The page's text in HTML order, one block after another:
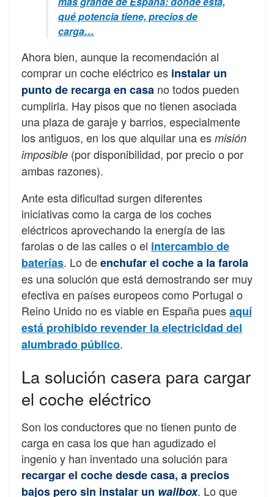
qué potencia tiene, precios de
carga…
Ahora bien, aunque la recomendación al
comprar un coche eléctrico es instalar un
punto de recarga en casa no todos pueden
cumplirla. Hay pisos que no tienen asociada
una plaza de garaje y barrios, especialmente
los antiguos, en los que alquilar una es misión
imposible (por disponibilidad, por precio o por
ambas razones).
Ante esta dificultad surgen diferentes
iniciativas como la carga de los coches
eléctricos aprovechando la energía de las
farolas o de las calles o el intercambio de
baterías. Lo deenchufar el coche a la farola
es una solución que está demostrando ser muy
efectiva en países europeos como Portugal o
Reino Unido no es viable en España puesaquí
está prohibido revender la electricidad del
alumbrado público.
La solución casera para cargar
el coche eléctrico
Son los conductores que no tienen punto de
carga en casa los que han agudizado el
ingenio y han inventado una solución para
recargar el coche desde casa, a precios
bajos pero sin instalar un wallbox. Lo que